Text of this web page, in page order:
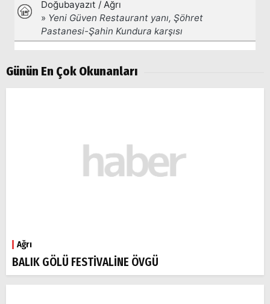
Günün En Çok Okunanları
Ağrı
BALIK GÖLÜ FESTİVALİNE ÖVGÜ